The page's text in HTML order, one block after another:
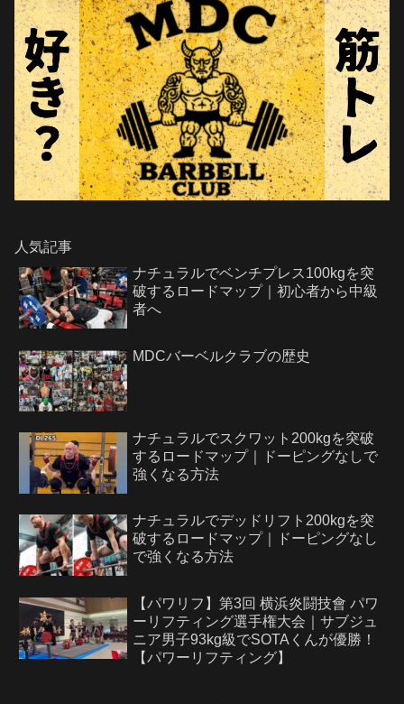
人気記事
ナチュラルでベンチプレス100kgを突
破するロードマップ｜初心者から中級
者へ
MDCバーベルクラブの歴史
ナチュラルでスクワット200kgを突破
するロードマップ｜ドーピングなしで
強くなる方法
ナチュラルでデッドリフト200kgを突
破するロードマップ｜ドーピングなし
で強くなる方法
【パワリフ】第3回 横浜炎闘技會 パワ
ーリフティング選手権大会｜サブジュ
ニア男子93kg級でSOTAくんが優勝！
【パワーリフティング】